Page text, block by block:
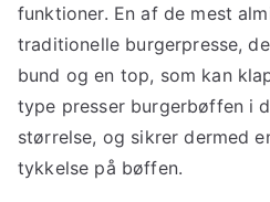
funktioner. En af de mest
traditionelle burgerpresse,
bund og en top, som kan
type presser burgerbøffen i
størrelse, og sikrer dermed
tykkelse på bøffen.